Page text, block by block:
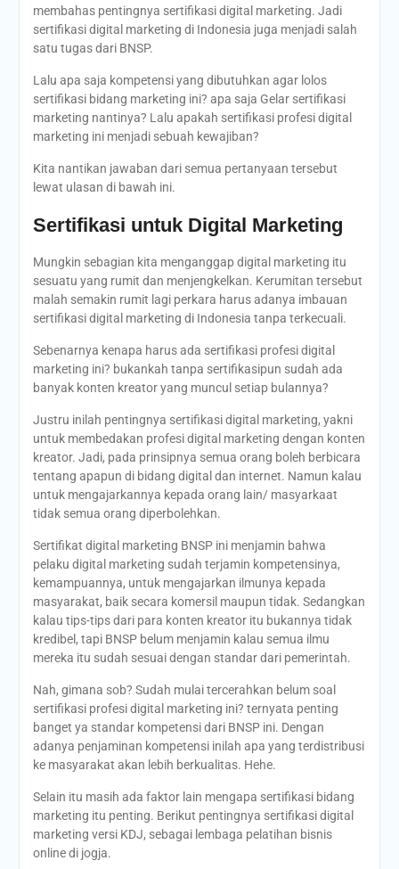
membahas pentingnya sertifikasi digital marketing. Jadi
sertifikasi digital marketing di Indonesia juga menjadi salah
satu tugas dari BNSP.
Lalu apa saja kompetensi yang dibutuhkan agar lolos
sertifikasi bidang marketing ini? apa saja Gelar sertifikasi
marketing nantinya? Lalu apakah sertifikasi profesi digital
marketing ini menjadi sebuah kewajiban?
Kita nantikan jawaban dari semua pertanyaan tersebut
lewat ulasan di bawah ini.
Sertifikasi untuk Digital Marketing
Mungkin sebagian kita menganggap digital marketing itu
sesuatu yang rumit dan menjengkelkan. Kerumitan tersebut
malah semakin rumit lagi perkara harus adanya imbauan
sertifikasi digital marketing di Indonesia tanpa terkecuali.
Sebenarnya kenapa harus ada sertifikasi profesi digital
marketing ini? bukankah tanpa sertifikasipun sudah ada
banyak konten kreator yang muncul setiap bulannya?
Justru inilah pentingnya sertifikasi digital marketing, yakni
untuk membedakan profesi digital marketing dengan konten
kreator. Jadi, pada prinsipnya semua orang boleh berbicara
tentang apapun di bidang digital dan internet. Namun kalau
untuk mengajarkannya kepada orang lain/ masyarkaat
tidak semua orang diperbolehkan.
Sertifikat digital marketing BNSP ini menjamin bahwa
pelaku digital marketing sudah terjamin kompetensinya,
kemampuannya, untuk mengajarkan ilmunya kepada
masyarakat, baik secara komersil maupun tidak. Sedangkan
kalau tips-tips dari para konten kreator itu bukannya tidak
kredibel, tapi BNSP belum menjamin kalau semua ilmu
mereka itu sudah sesuai dengan standar dari pemerintah.
Nah, gimana sob? Sudah mulai tercerahkan belum soal
sertifikasi profesi digital marketing ini? ternyata penting
banget ya standar kompetensi dari BNSP ini. Dengan
adanya penjaminan kompetensi inilah apa yang terdistribusi
ke masyarakat akan lebih berkualitas. Hehe.
Selain itu masih ada faktor lain mengapa sertifikasi bidang
marketing itu penting. Berikut pentingnya sertifikasi digital
marketing versi KDJ, sebagai lembaga pelatihan bisnis
online di jogja.